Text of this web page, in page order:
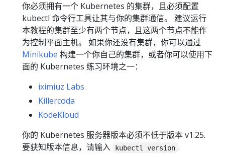
你必须拥有一个 Kubernetes 的集群，且必须配置
kubectl 命令行工具让其与你的集群通信。 建议运行
本教程的集群至少有两个节点，且这两个节点不能作
为控制平面主机。 如果你还没有集群，你可以通过
Minikube 构建一个你自己的集群，或者你可以使用下
面的 Kubernetes 练习环境之一：
iximiuz Labs
Killercoda
KodeKloud
你的 Kubernetes 服务器版本必须不低于版本 v1.25.
要获知版本信息，请输入
kubectl version .